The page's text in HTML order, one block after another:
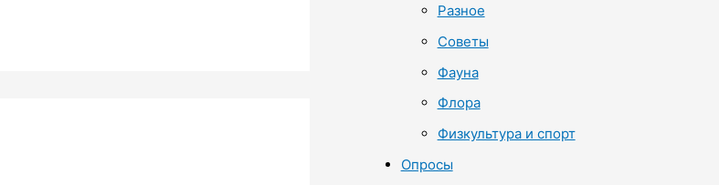
Разное
Советы
Фауна
Флора
Физкультура и спорт
Опросы